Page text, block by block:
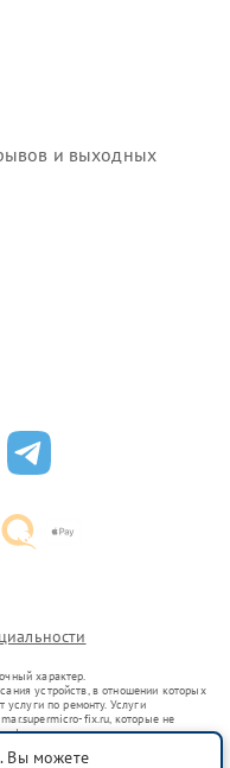
и выходных
характер.
устройств, в отношении которых
по ремонту. Услуги
fix.ru, которые не
официальными представителями.
гражданский оборот в соответствии
Вы можете